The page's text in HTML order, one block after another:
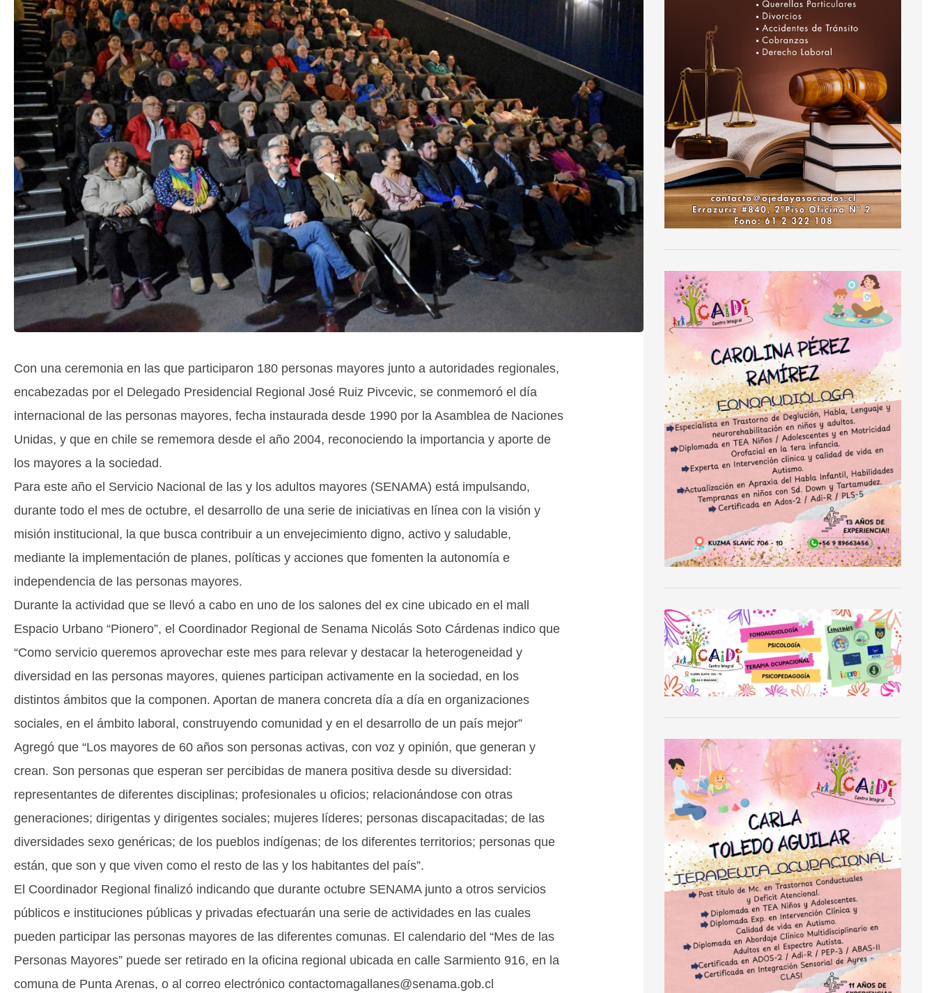
Con una ceremonia en las que participaron 180 personas mayores junto a autoridades regionales,
encabezadas por el Delegado Presidencial Regional José Ruiz Pivcevic, se conmemoró el día
internacional de las personas mayores, fecha instaurada desde 1990 por la Asamblea de Naciones
Unidas, y que en chile se rememora desde el año 2004, reconociendo la importancia y aporte de
los mayores a la sociedad.
Para este año el Servicio Nacional de las y los adultos mayores (SENAMA) está impulsando,
durante todo el mes de octubre, el desarrollo de una serie de iniciativas en línea con la visión y
misión institucional, la que busca contribuir a un envejecimiento digno, activo y saludable,
mediante la implementación de planes, políticas y acciones que fomenten la autonomía e
independencia de las personas mayores.
Durante la actividad que se llevó a cabo en uno de los salones del ex cine ubicado en el mall
Espacio Urbano “Pionero”, el Coordinador Regional de Senama Nicolás Soto Cárdenas indico que
“Como servicio queremos aprovechar este mes para relevar y destacar la heterogeneidad y
diversidad en las personas mayores, quienes participan activamente en la sociedad, en los
distintos ámbitos que la componen. Aportan de manera concreta día a día en organizaciones
sociales, en el ámbito laboral, construyendo comunidad y en el desarrollo de un país mejor”
Agregó que “Los mayores de 60 años son personas activas, con voz y opinión, que generan y
crean. Son personas que esperan ser percibidas de manera positiva desde su diversidad:
representantes de diferentes disciplinas; profesionales u oficios; relacionándose con otras
generaciones; dirigentas y dirigentes sociales; mujeres líderes; personas discapacitadas; de las
diversidades sexo genéricas; de los pueblos indígenas; de los diferentes territorios; personas que
están, que son y que viven como el resto de las y los habitantes del país”.
El Coordinador Regional finalizó indicando que durante octubre SENAMA junto a otros servicios
públicos e instituciones públicas y privadas efectuarán una serie de actividades en las cuales
pueden participar las personas mayores de las diferentes comunas. El calendario del “Mes de las
Personas Mayores” puede ser retirado en la oficina regional ubicada en calle Sarmiento 916, en la
comuna de Punta Arenas, o al correo electrónico contactomagallanes@senama.gob.cl